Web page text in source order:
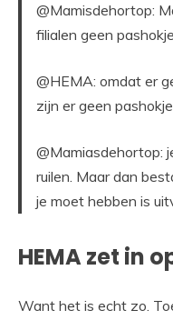
@Mamisdehortop:
filialen geen
@HEMA: omdat er
zijn er geen
@Mamiasdehortop:
ruilen. Maar dan
je moet hebben is
HEMA zet in
Want het is echt zo.